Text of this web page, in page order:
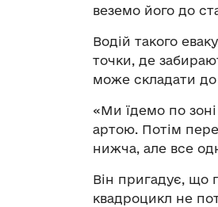
веземо його до
Водій такого
точки, де
може складати до
«Ми їдемо по
артою. Потім
нижча, але все
Він пригадує, що
квадроцикл не